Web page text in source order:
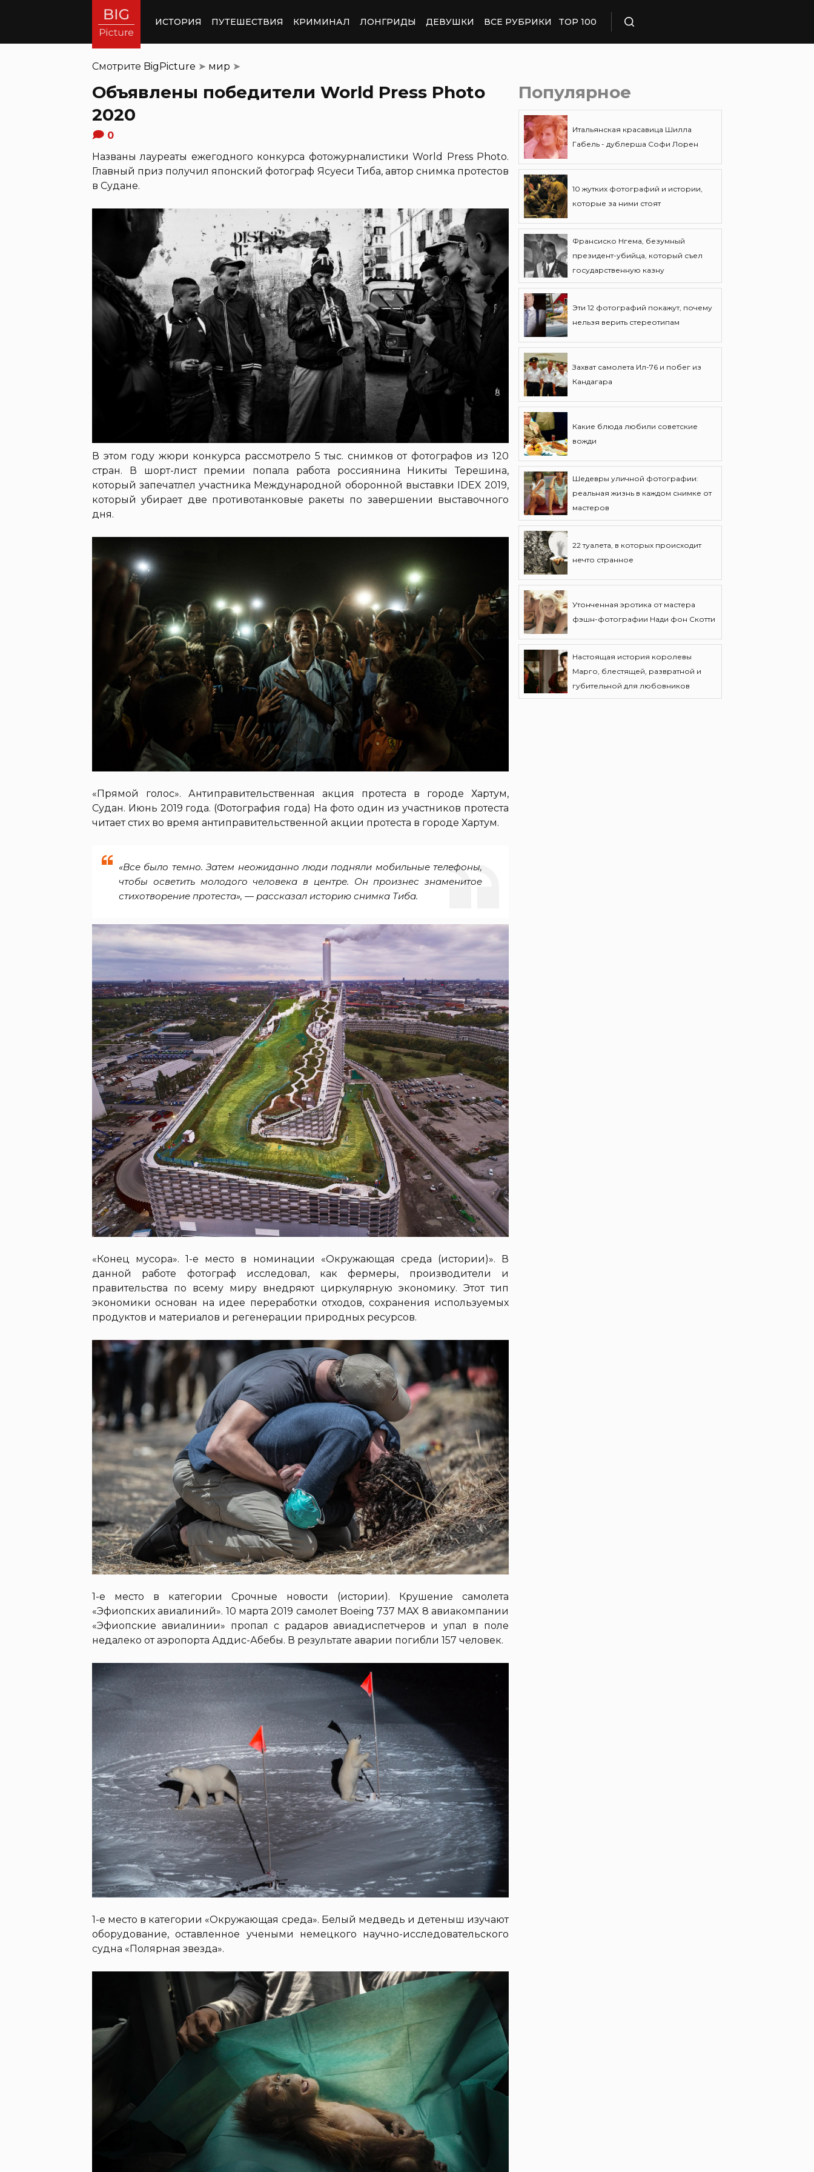
ИСТОРИЯ ПУТЕШЕСТВИЯ КРИМИНАЛ ЛОНГРИДЫ ДЕВУШКИ ВСЕ РУБРИКИ TOP 100
Смотрите BigPicture ➤ мир ➤
Объявлены победители World Press Photo
2020
0
Названы лауреаты ежегодного конкурса фотожурналистики World Press Photo.
Главный приз получил японский фотограф Ясуеси Тиба, автор снимка протестов
в Судане.
В этом году жюри конкурса рассмотрело 5 тыс. снимков от фотографов из 120
стран. В шорт-лист премии попала работа россиянина Никиты Терешина,
который запечатлел участника Международной оборонной выставки IDEX 2019,
который убирает две противотанковые ракеты по завершении выставочного
дня.
«Прямой голос». Антиправительственная акция протеста в городе Хартум,
Судан. Июнь 2019 года. (Фотография года) На фото один из участников протеста
читает стих во время антиправительственной акции протеста в городе Хартум.
«Все было темно. Затем неожиданно люди подняли мобильные телефоны,
чтобы осветить молодого человека в центре. Он произнес знаменитое
стихотворение протеста», — рассказал историю снимка Тиба.
«Конец мусора». 1-е место в номинации «Окружающая среда (истории)». В
данной работе фотограф исследовал, как фермеры, производители и
правительства по всему миру внедряют циркулярную экономику. Этот тип
экономики основан на идее переработки отходов, сохранения используемых
продуктов и материалов и регенерации природных ресурсов.
1-е место в категории Срочные новости (истории). Крушение самолета
«Эфиопских авиалиний». 10 марта 2019 самолет Boeing 737 MAX 8 авиакомпании
«Эфиопские авиалинии» пропал с радаров авиадиспетчеров и упал в поле
недалеко от аэропорта Аддис-Абебы. В результате аварии погибли 157 человек.
1-е место в категории «Окружающая среда». Белый медведь и детеныш изучают
оборудование, оставленное учеными немецкого научно-исследовательского
судна «Полярная звезда».
Популярное
Итальянская красавица Шилла
Габель - дублерша Софи Лорен
10 жутких фотографий и истории,
которые за ними стоят
Франсиско Нгема, безумный
президент-убийца, который съел
государственную казну
Эти 12 фотографий покажут, почему
нельзя верить стереотипам
Захват самолета Ил-76 и побег из
Кандагара
Какие блюда любили советские
вожди
Шедевры уличной фотографии:
реальная жизнь в каждом снимке от
мастеров
22 туалета, в которых происходит
нечто странное
Утонченная эротика от мастера
фэшн-фотографии Нади фон Скотти
Настоящая история королевы
Марго, блестящей, развратной и
губительной для любовников